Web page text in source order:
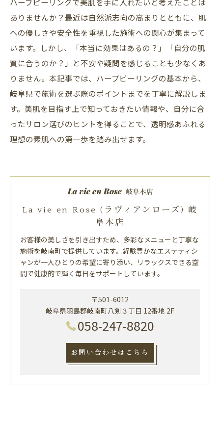
ありませんか？最近は自然派志向の高まりとともに、肌
への優しさや安全性を重視した施術への関心が集まって
います。しかし、「本当に効果はあるの？」「自分の肌
質に合うのか？」と不安や疑問を感じることも少なくあ
りません。本記事では、ハーブピーリングの基本から、
岐阜県で施術を選ぶ際のポイントまでを丁寧に解説しま
す。美肌を目指す上で知っておきたい情報や、自分に合
ったサロン選びのヒントを得ることで、透明感あふれる
理想の素肌への第一歩を踏み出せます。
La vie en Rose (ラヴィアンローズ) 岐
阜本店
お客様の美しさを引き出すため、多彩なメニューと丁寧な
施術を岐南町で提供しています。経験豊かなエステティシ
ャンが一人ひとりの希望に寄り添い、リラックスできる空
間で健康的で輝く毎日をサポートしています。
〒501-6012
岐阜県羽島郡岐南町八剣３丁目 12番地 2F
058-247-8820
お問い合わせはこちら